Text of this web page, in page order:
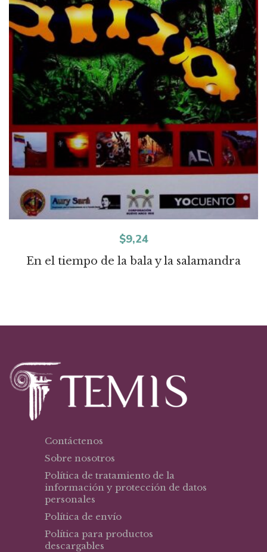
En el tiempo de la bala y la salamandra
$9,24
Contáctenos
Sobre nosotros
Política de tratamiento de la
información y protección de datos
personales
Política de envío
Política para productos
descargables